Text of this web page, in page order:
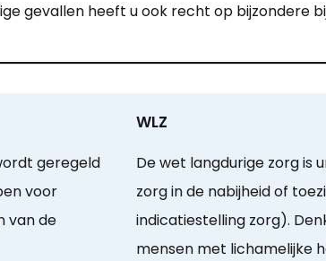
gevallen heeft u ook recht op bijzondere
geregeld
voor
van de
WLZ
De wet langdurige zorg is
zorg in de nabijheid of
indicatiestelling zorg).
mensen met lichamelijke